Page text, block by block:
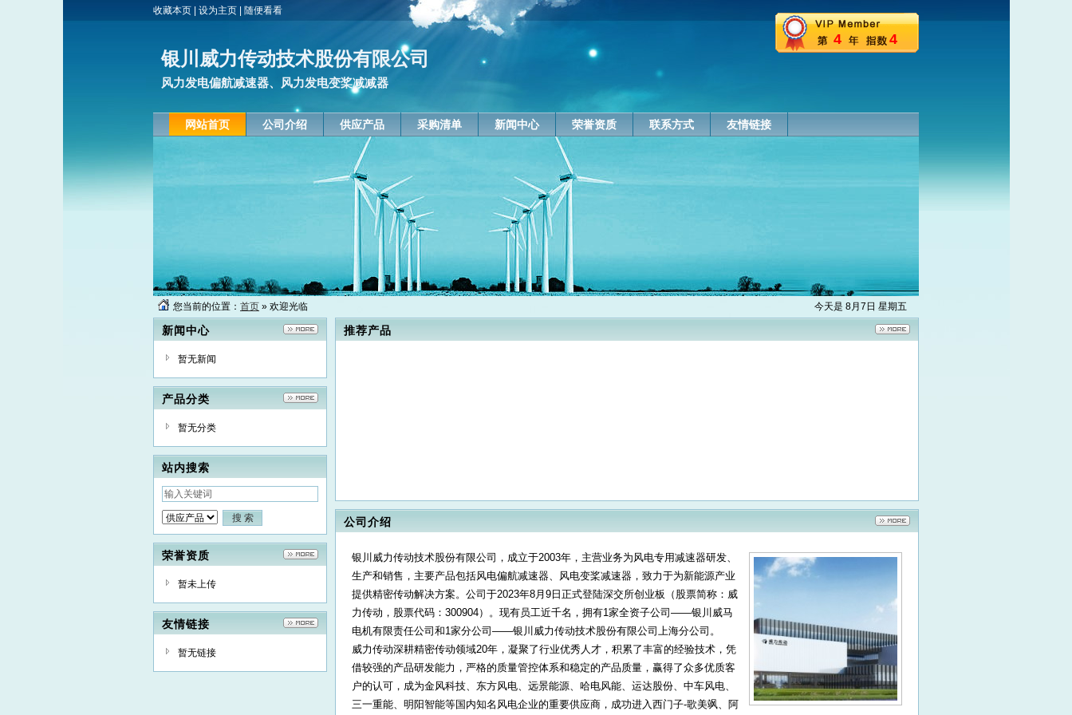
收藏本页 设为主页 随便看看
4 4
银川威力传动技术股份有限公司
风力发电偏航减速器、风力发电变桨减减器
网站首页 公司介绍 供应产品 采购清单 新闻中心 荣誉资质 联系方式 友情链接
今天是 8月7日 星期五
您当前的位置： 首页 » 欢迎光临
新闻中心
暂无新闻
产品分类
暂无分类
站内搜索
荣誉资质
暂未上传
友情链接
暂无链接
推荐产品
公司介绍
银川威力传动技术股份有限公司，成立于2003年，主营业务为风电专用减速器研发、
生产和销售，主要产品包括风电偏航减速器、风电变桨减速器，致力于为新能源产业
提供精密传动解决方案。公司于2023年8月9日正式登陆深交所创业板（股票简称：威
力传动，股票代码：300904）。现有员工近千名，拥有1家全资子公司——银川威马
电机有限责任公司和1家分公司——银川威力传动技术股份有限公司上海分公司。
威力传动深耕精密传动领域20年，凝聚了行业优秀人才，积累了丰富的经验技术，凭
借较强的产品研发能力，严格的质量管控体系和稳定的产品质量，赢得了众多优质客
户的认可，成为金风科技、东方风电、远景能源、哈电风能、运达股份、中车风电、
三一重能、明阳智能等国内知名风电企业的重要供应商，成功进入西门子-歌美飒、阿